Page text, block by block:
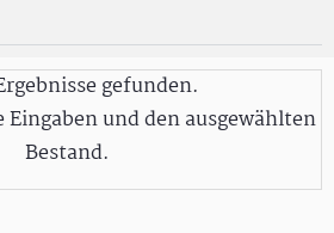
gefunden.
und den ausgewählten
Bestand.